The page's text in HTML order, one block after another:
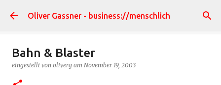
Direkt zum Hauptbereich
Oliver Gassner - business://menschlich
Bahn & Blaster
eingestellt von oliverg am November 19, 2003